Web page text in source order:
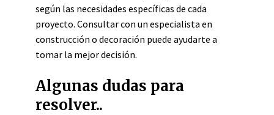
según las necesidades específicas de cada
proyecto. Consultar con un especialista en
construcción o decoración puede ayudarte a
tomar la mejor decisión.
Algunas dudas para
resolver..